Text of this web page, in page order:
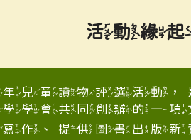
活動緣
兒童讀物評選活動
學會共同創辦的一
作、提供圖書出版新